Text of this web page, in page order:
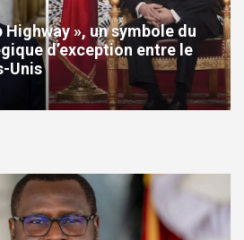
», un symbole du
d’exception entre le
Unis